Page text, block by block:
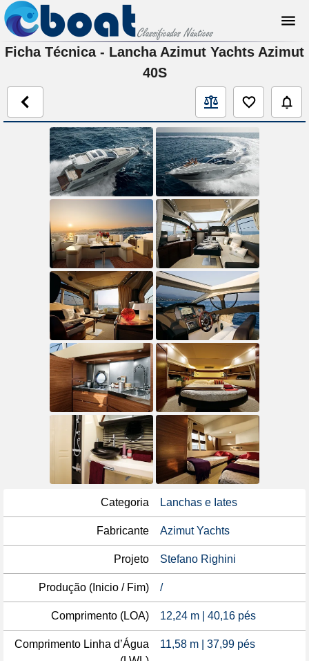
Ficha Técnica - Lancha Azimut Yachts Azimut
40S
Categoria Lanchas e Iates
Fabricante Azimut Yachts
Projeto Stefano Righini
Produção (Inicio / Fim) /
Comprimento (LOA) 12,24 m | 40,16 pés
Comprimento Linha d’Água
11,58 m | 37,99 pés